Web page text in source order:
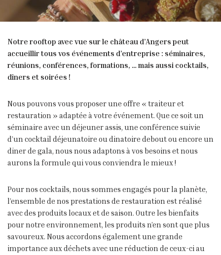
Notre rooftop avec vue sur le château d’Angers peut
accueillir tous vos événements d’entreprise : séminaires,
réunions, conférences, formations, … mais aussi cocktails,
dîners et soirées !
Nous pouvons vous proposer une offre « traiteur et
restauration » adaptée à votre événement. Que ce soit un
séminaire avec un déjeuner assis, une conférence suivie
d’un cocktail déjeunatoire ou dinatoire debout ou encore un
diner de gala, nous nous adaptons à vos besoins et nous
aurons la formule qui vous conviendra le mieux !
Pour nos cocktails, nous sommes engagés pour la planète,
l’ensemble de nos prestations de restauration est réalisé
avec des produits locaux et de saison. Outre les bienfaits
pour notre environnement, les produits n’en sont que plus
savoureux. Nous accordons également une grande
importance aux déchets avec une réduction de ceux-ci au